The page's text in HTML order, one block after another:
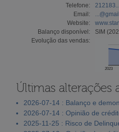
Telefone:
212183...
Email:
Website:
Balanço disponível:
SIM
Evolução das vendas:
2023
Últimas alterações
2026-07-14 : Balanço e
2026-07-14 : Opinião de
2025-11-25 : Risco de